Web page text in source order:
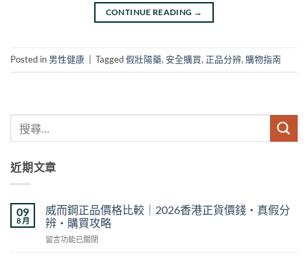
CONTINUE READING →
Posted in 男性健康 Tagged假壯陽藥,安全購買, 正品分辨, 購物指南
近期文章
09
8 月
威而鋼正品價格比較｜2026香港正貨價錢・真假分
辨・購買攻略
在
留言功能已關閉